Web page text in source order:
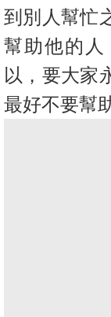
我
們
到別人幫忙
幫助他的人
以，要大家
最好不要幫